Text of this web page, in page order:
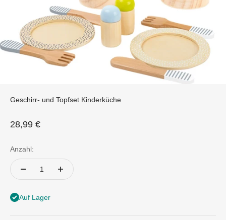
Geschirr- und Topfset Kinderküche
Angebot
28,99 €
Anzahl:
Auf Lager